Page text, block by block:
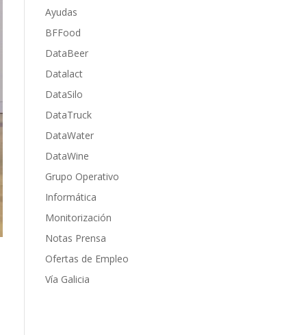
Ayudas
BFFood
DataBeer
Datalact
DataSilo
DataTruck
DataWater
DataWine
Grupo Operativo
Informática
Monitorización
Notas Prensa
Ofertas de Empleo
Vía Galicia